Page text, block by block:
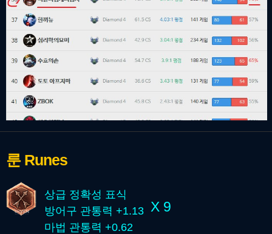
룬 Runes
상급 정확성 표식
방어구 관통력 +1.13
마법 관통력 +0.62
X 9